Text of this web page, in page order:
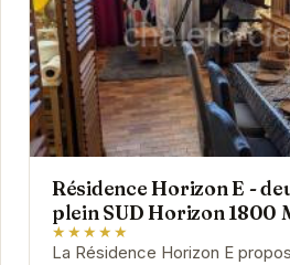
Résidence Horizon E -
plein SUD Horizon 1800
★★★★★
La Résidence Horizon E